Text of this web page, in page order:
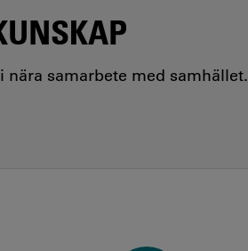
samarbete med samhället.